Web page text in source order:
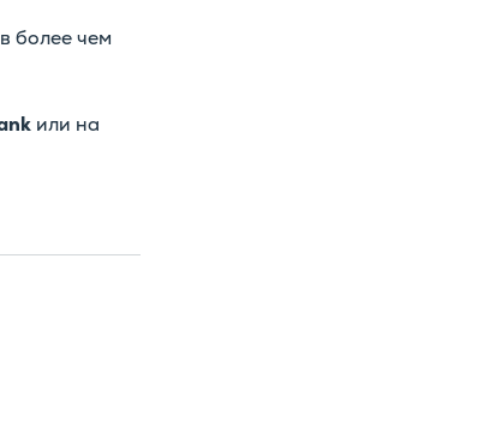
более чем
или на